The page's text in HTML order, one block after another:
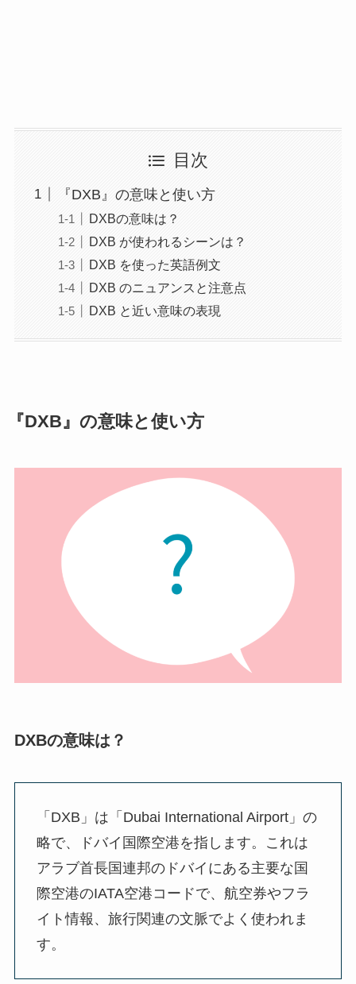
目次
『DXB』の意味と使い方
DXBの意味は？
DXB が使われるシーンは？
DXB を使った英語例文
DXB のニュアンスと注意点
DXB と近い意味の表現
『DXB』の意味と使い方
DXBの意味は？
「DXB」は「Dubai International Airport」の
略で、ドバイ国際空港を指します。これは
アラブ首長国連邦のドバイにある主要な国
際空港のIATA空港コードで、航空券やフラ
イト情報、旅行関連の文脈でよく使われま
す。